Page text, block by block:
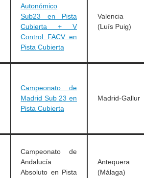
Autonómico
Sub23 en Pista
Cubierta + V
Control FACV en
Pista Cubierta
Valencia
(Luís Puig)
Campeonato de
Madrid Sub 23 en
Pista Cubierta
Madrid-Gallur
Campeonato de
Andalucía
Absoluto en Pista
Antequera
(Málaga)